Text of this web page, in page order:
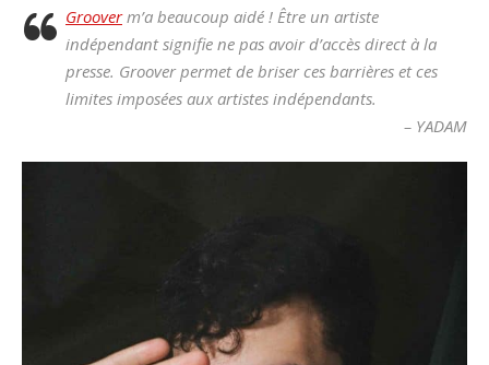
Grooverm’a beaucoup aidé ! Être un artiste
indépendant signifie ne pas avoir d’accès direct à la
presse. Groover permet de briser ces barrières et ces
limites imposées aux artistes indépendants.
– YADAM